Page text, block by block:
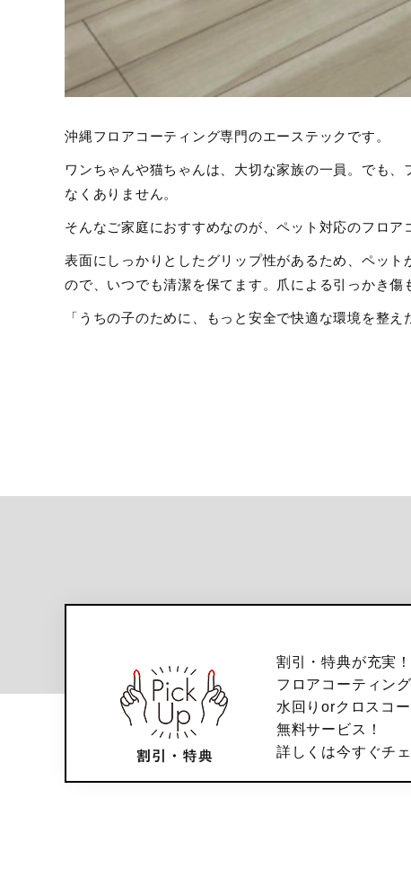
沖縄フロアコーティング専門のエーステックです。
ワンちゃんや猫ちゃんは、大切な家族の一員。でも
なくありません。
そんなご家庭におすすめなのが、ペット対応のフロア
表面にしっかりとしたグリップ性があるため、ペッ
ので、いつでも清潔を保てます。爪による引っかき傷
「うちの子のために、もっと安全で快適な環境を整
割引・特典が充実！
フロアコーティン
水回りorクロスコ
無料サービス！
詳しくは今すぐチェ